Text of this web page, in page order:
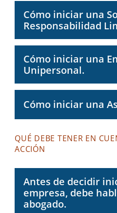
Cómo iniciar una
Responsabilidad
Cómo iniciar una
Unipersonal.
Cómo iniciar una
QUÉ DEBE TENER EN
ACCIÓN
Antes de decidir
empresa, debe
abogado.